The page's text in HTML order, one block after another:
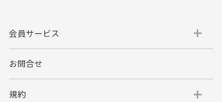
代金引換
代引手数料一律400円
会員サービス
お問合せ
規約